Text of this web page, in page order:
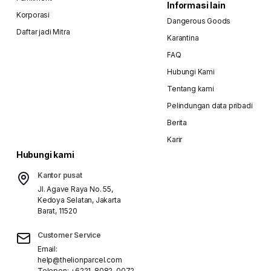
Korporasi
Daftar jadi Mitra
Informasi lain
Dangerous Goods
Karantina
FAQ
Hubungi Kami
Tentang kami
Pelindungan data pribadi
Berita
Karir
Hubungi kami
Kantor pusat
Jl. Agave Raya No. 55,
Kedoya Selatan, Jakarta
Barat, 11520
Customer Service
Email:
help@thelionparcel.com